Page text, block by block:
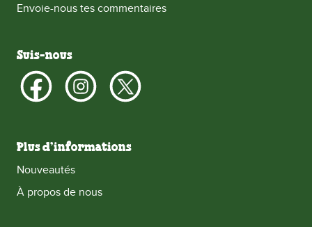
Envoie-nous tes commentaires
Suis-nous
Plus d’informations
Nouveautés
À propos de nous